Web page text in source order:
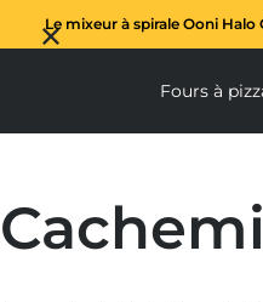
Le mixeur à spirale Ooni
Fours à